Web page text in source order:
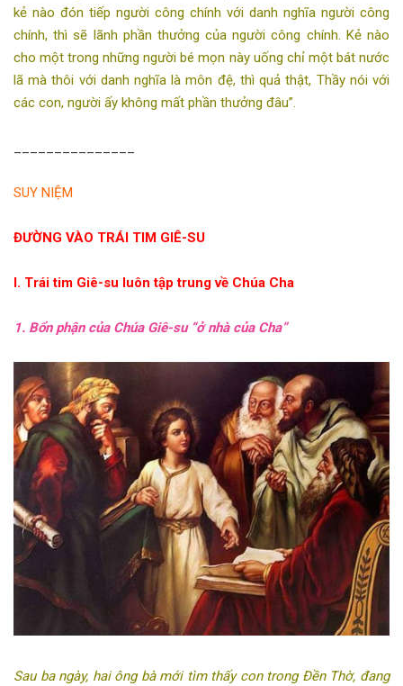
kẻ nào đón tiếp người công chính với danh nghĩa người công
chính, thì sẽ lãnh phần thưởng của người công chính. Kẻ nào
cho một trong những người bé mọn này uống chỉ một bát nước
lã mà thôi với danh nghĩa là môn đệ, thì quả thật, Thầy nói với
các con, người ấy không mất phần thưởng đâu”.
SUY NIỆM
ĐƯỜNG VÀO TRÁI TIM GIÊ-SU
I. Trái tim Giê-su luôn tập trung về Chúa Cha
1. Bổn phận của Chúa Giê-su “ở nhà của Cha”
Sau ba ngày, hai ông bà mới tìm thấy con trong Đền Thờ, đang